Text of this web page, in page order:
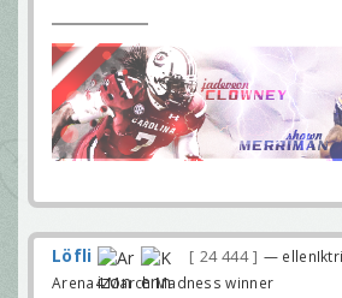
Löfli 24 444
—
Arena4 March Madness winner